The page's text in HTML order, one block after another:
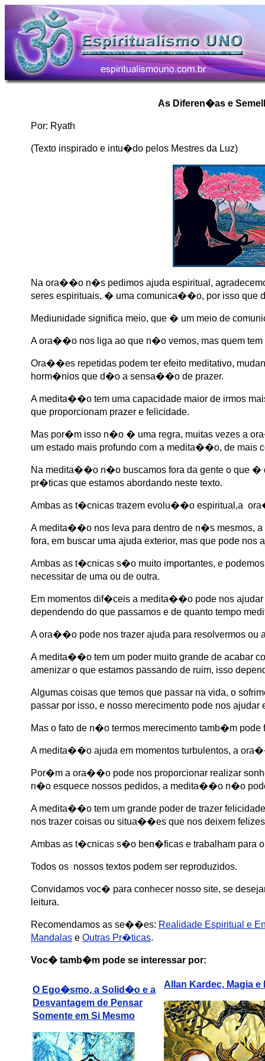
As Diferen�as e
Por: Ryath
(Texto inspirado e intu�do pelos Mestres da Luz)
Na ora��o n�s pedimos ajuda espiritual,
seres espirituais, � uma comunica��o, por isso que
Mediunidade significa meio, que � um meio de
A ora��o nos liga ao que n�o vemos, mas quem
Ora��es repetidas podem ter efeito meditativo,
horm�nios que d�o a sensa��o de prazer.
A medita��o tem uma capacidade maior de irmos
que proporcionam prazer e felicidade.
Mas por�m isso n�o � uma regra, muitas vezes a
um estado mais profundo com a medita��o, de mais
Na medita��o n�o buscamos fora da gente o que �
pr�ticas que estamos abordando neste texto.
Ambas as t�cnicas trazem evolu��o espiritual,a
A medita��o nos leva para dentro de n�s mesmos,
fora, em buscar uma ajuda exterior, mas que pode nos
Ambas as t�cnicas s�o muito importantes, e
necessitar de uma ou de outra.
Em momentos dif�ceis a medita��o pode nos ajudar
dependendo do que passamos e de quanto tempo
A ora��o pode nos trazer ajuda para resolvermos
A medita��o tem um poder muito grande de acabar
amenizar o que estamos passando de ruim, isso
Algumas coisas que temos que passar na vida, o
passar por isso, e nosso merecimento pode nos
Mas o fato de n�o termos merecimento tamb�m
A medita��o ajuda em momentos turbulentos, a
Por�m a ora��o pode nos proporcionar realizar
n�o esquece nossos pedidos, a medita��o n�o
A medita��o tem um grande poder de trazer
nos trazer coisas ou situa��es que nos deixem
Ambas as t�cnicas s�o ben�ficas e trabalham para o
Todos os nossos textos podem ser reproduzidos.
Convidamos voc� para conhecer nosso site, se
leitura.
Recomendamos as se��es: Realidade Espiritual e
Mandalas e Outras Pr�ticas.
Voc� tamb�m pode se interessar por:
O Ego�smo, a Solid�o e a
Desvantagem de Pensar
Somente em Si Mesmo
Allan Kardec, Magia e